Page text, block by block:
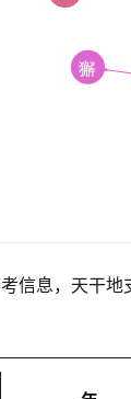
信息，天干